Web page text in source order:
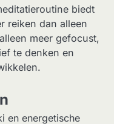
biedt
reiken dan alleen
meer gefocust,
te denken en
en energetische